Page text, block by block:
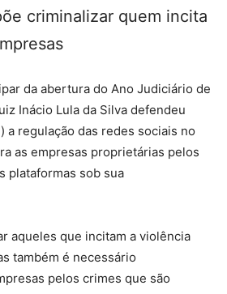
criminalizar quem incita
da abertura do Ano Judiciário de
Inácio Lula da Silva defendeu
a regulação das redes sociais no
as empresas proprietárias pelos
plataformas sob sua
aqueles que incitam a violência
também é necessário
pelos crimes que são